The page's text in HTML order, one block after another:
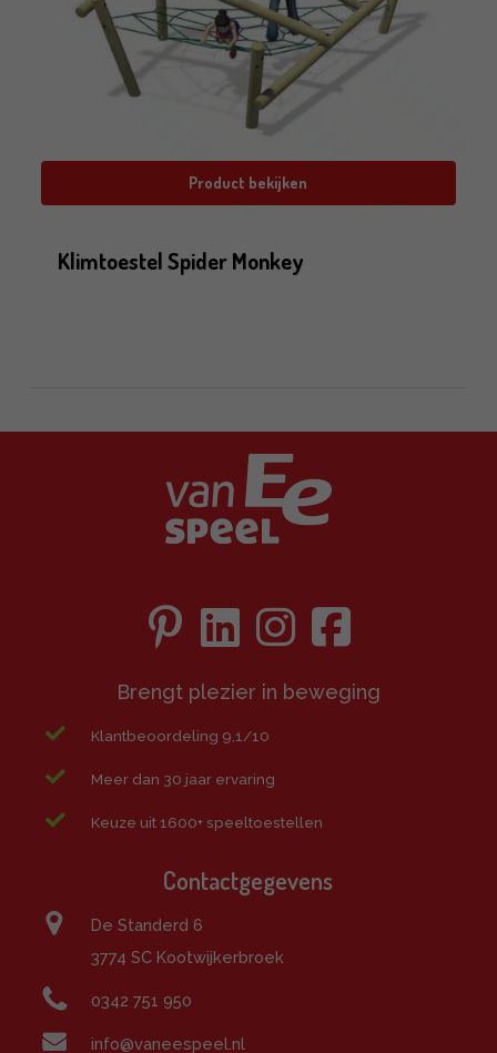
Product bekijken
Klimtoestel Spider Monkey
Brengt plezier in beweging
Klantbeoordeling 9,1/10
Meer dan 30 jaar ervaring
Keuze uit 1600+ speeltoestellen
Contactgegevens
De Standerd 6
3774 SC Kootwijkerbroek
0342 751 950
info@vaneespeel.nl